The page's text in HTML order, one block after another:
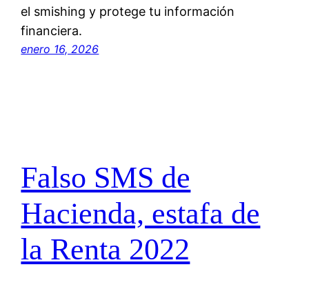
el smishing y protege tu información
financiera.
enero 16, 2026
Falso SMS de
Hacienda, estafa de
la Renta 2022